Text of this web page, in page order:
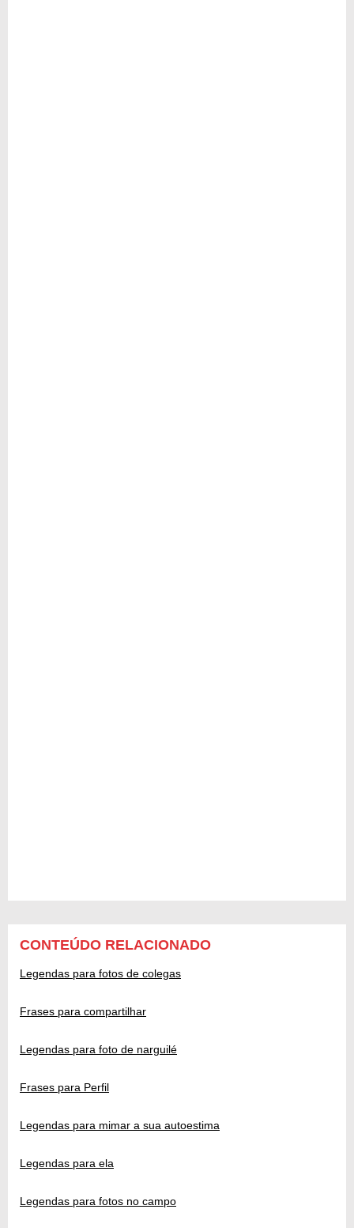
CONTEÚDO RELACIONADO
Legendas para fotos de colegas
Frases para compartilhar
Legendas para foto de narguilé
Frases para Perfil
Legendas para mimar a sua autoestima
Legendas para ela
Legendas para fotos no campo